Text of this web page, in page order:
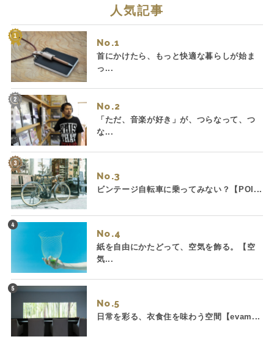
人気記事
No.
首にかけたら、もっと快適な暮らしが始ま
っ...
No.
「ただ、音楽が好き」が、つらなって、つ
な...
No.
ビンテージ自転車に乗ってみない？【POI...
No.
紙を自由にかたどって、空気を飾る。【空
気...
No.
日常を彩る、衣食住を味わう空間【evam...